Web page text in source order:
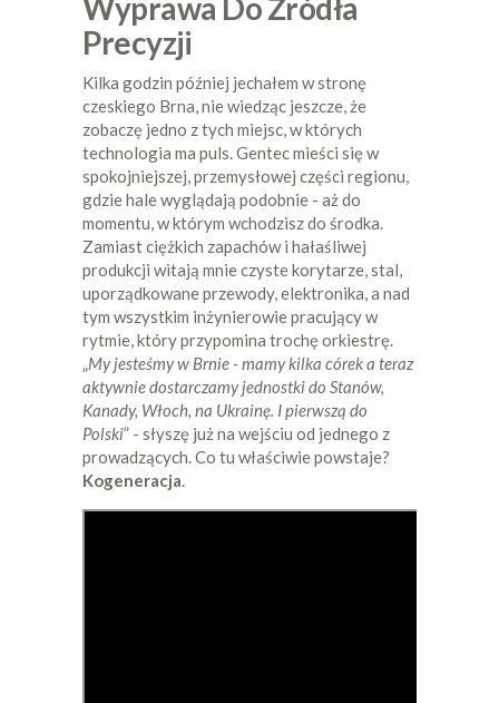
Precyzji
Kilka godzin później jechałem w stronę
czeskiego Brna, nie wiedząc jeszcze, że
zobaczę jedno z tych miejsc, w których
technologia ma puls. Gentec mieści się w
spokojniejszej, przemysłowej części regionu,
gdzie hale wyglądają podobnie - aż do
momentu, w którym wchodzisz do środka.
Zamiast ciężkich zapachów i hałaśliwej
produkcji witają mnie czyste korytarze, stal,
uporządkowane przewody, elektronika, a nad
tym wszystkim inżynierowie pracujący w
rytmie, który przypomina trochę orkiestrę.
„My jesteśmy w Brnie - mamy kilka córek a teraz
aktywnie dostarczamy jednostki do Stanów,
Kanady, Włoch, na Ukrainę. I pierwszą do
Polski” - słyszę już na wejściu od jednego z
prowadzących. Co tu właściwie powstaje?
Kogeneracja.